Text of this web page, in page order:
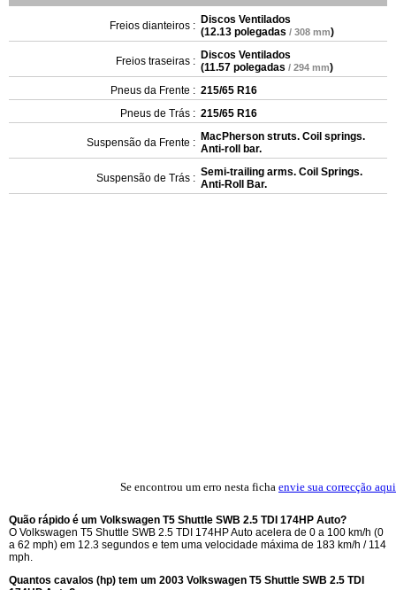
Freios dianteiros : Discos Ventilados
(12.13 polegadas / 308 mm)
Freios traseiras : Discos Ventilados
(11.57 polegadas / 294 mm)
Pneus da Frente : 215/65 R16
Pneus de Trás : 215/65 R16
Suspensão da Frente : MacPherson struts. Coil springs.
Anti-roll bar.
Suspensão de Trás : Semi-trailing arms. Coil Springs.
Anti-Roll Bar.
Se encontrou um erro nesta ficha envie sua correcção aqui
Quão rápido é um Volkswagen T5 Shuttle SWB 2.5 TDI 174HP Auto?
O Volkswagen T5 Shuttle SWB 2.5 TDI 174HP Auto acelera de 0 a 100 km/h (0
a 62 mph) em 12.3 segundos e tem uma velocidade máxima de 183 km/h / 114
mph.
Quantos cavalos (hp) tem um 2003 Volkswagen T5 Shuttle SWB 2.5 TDI